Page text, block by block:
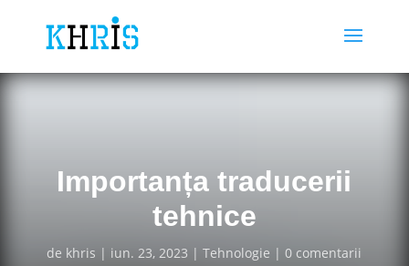
Importanța traducerii
tehnice
de khris iun. 23, 2023 Tehnologie 0 comentarii